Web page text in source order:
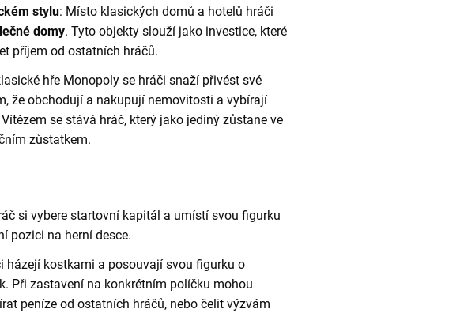
stylu: Místo klasických domů a hotelů hráči
domy. Tyto objekty slouží jako investice, které
příjem od ostatních hráčů.
hře Monopoly se hráči snaží přivést své
že obchodují a nakupují nemovitosti a vybírají
se stává hráč, který jako jediný zůstane ve
zůstatkem.
si vybere startovní kapitál a umístí svou figurku
pozici na herní desce.
házejí kostkami a posouvají svou figurku o
Při zastavení na konkrétním políčku mohou
peníze od ostatních hráčů, nebo čelit výzvám